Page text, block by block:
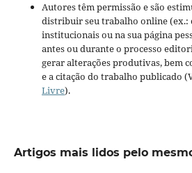
Autores têm permissão e são
distribuir seu trabalho online (ex.:
institucionais ou na sua página
antes ou durante o processo
gerar alterações produtivas, bem
e a citação do trabalho publicado
Livre).
Artigos mais lidos pelo